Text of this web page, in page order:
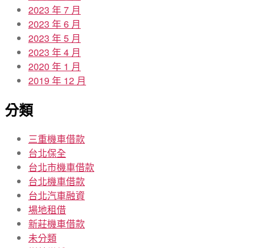
2023 年 7 月
2023 年 6 月
2023 年 5 月
2023 年 4 月
2020 年 1 月
2019 年 12 月
分類
三重機車借款
台北保全
台北市機車借款
台北機車借款
台北汽車融資
場地租借
新莊機車借款
未分類